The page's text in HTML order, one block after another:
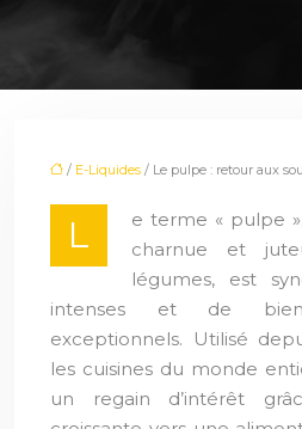
/ E-Liquides / Le pulpe : retour aux
L
e terme « pulpe
charnue et
légumes, est
intenses et de
exceptionnels. Utilisé
les cuisines du monde
un regain d’intérêt